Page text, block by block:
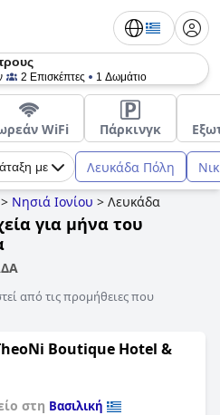
2 Επισκέπτες 1 Δωμάτιο
WiFi Πάρκινγκ
με Λευκάδα Πόλη
> Νησιά Ιονίου > Λευκάδα
για μήνα του
από τις προμήθειες που
Boutique Hotel &
στη Βασιλική